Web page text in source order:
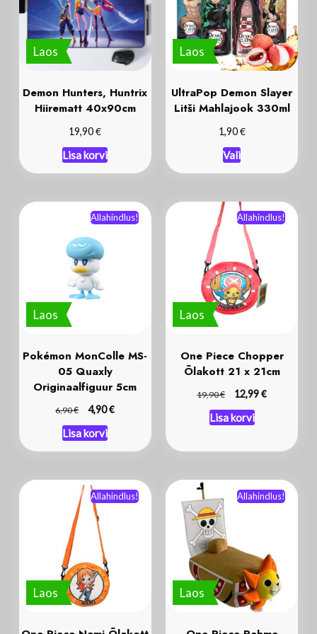
Laos
Demon Hunters, Huntrix
Hiirematt 40x90cm
19,90€
Lisa korvi
Laos
UltraPop Demon Slayer
Litši Mahlajook 330ml
1,90€
Vali
Laos
Allahindlus!
Pokémon MonColle MS-
05 Quaxly
Originaalfiguur 5cm
6,90€ 4,90€
Lisa korvi
Laos
Allahindlus!
One Piece Chopper
Õlakott 21 x 21cm
19,90€ 12,99€
Lisa korvi
Laos
Allahindlus!
Laos
Allahindlus!